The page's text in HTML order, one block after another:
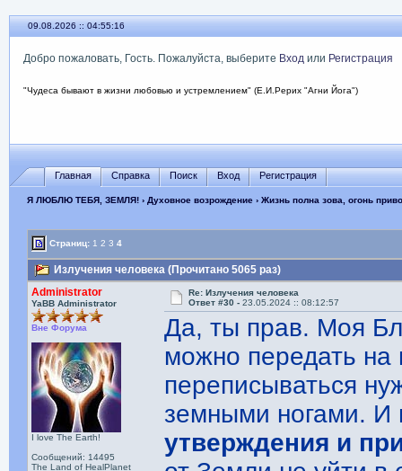
09.08.2026 :: 04:55:18
Добро пожаловать, Гость. Пожалуйста, выберите Входили Регистрация
"Чудеса бывают в жизни любовью и устремлением" (Е.И.Рерих "Агни Йога")
Главная Справка Поиск Вход Регистрация
Я ЛЮБЛЮ ТЕБЯ, ЗЕМЛЯ!› Духовное возрождение› Жизнь полна зова, огонь
Страниц: 1 2 3 4
Излучения человека (Прочитано 5065 раз)
Administrator
YaBB Administrator
Вне Форума
I love The Earth!
Сообщений: 14495
The Land of HealPlanet
Re: Излучения человека
Ответ #30 -23.05.2024 :: 08:12:57
Да, ты прав. Моя
можно передать на
переписываться
земными ногами. И
утверждения и